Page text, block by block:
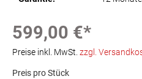
599,00 €*
Preise inkl. MwSt. zzgl.
Preis pro Stück